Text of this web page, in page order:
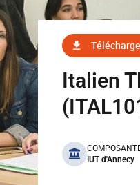
Italien
benefits
IUT d'Annecy